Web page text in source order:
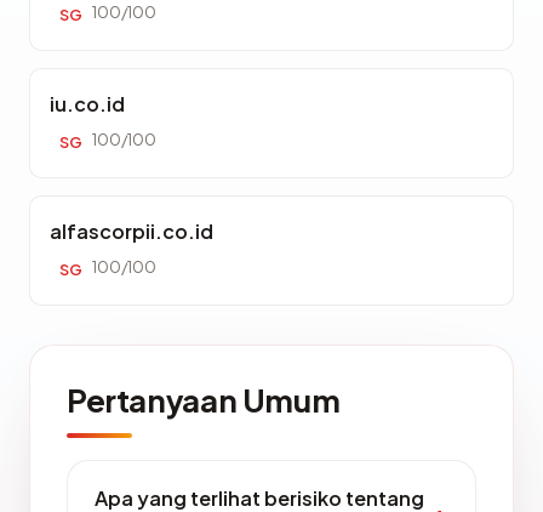
SG 100/100
iu.co.id
SG 100/100
alfascorpii.co.id
SG 100/100
Pertanyaan Umum
Apa yang terlihat berisiko tentang